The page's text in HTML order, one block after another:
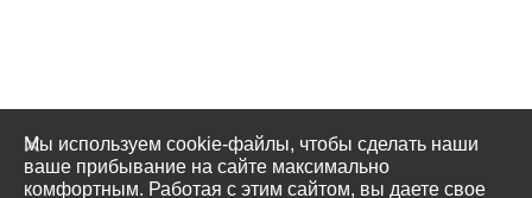
Мы используем cookie-файлы, чтобы сделать наши
ваше прибывание на сайте максимально
комфортным. Работая с этим сайтом, вы даете свое